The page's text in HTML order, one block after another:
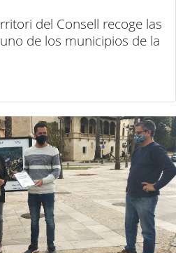
del Consell recoge las
de los municipios de la